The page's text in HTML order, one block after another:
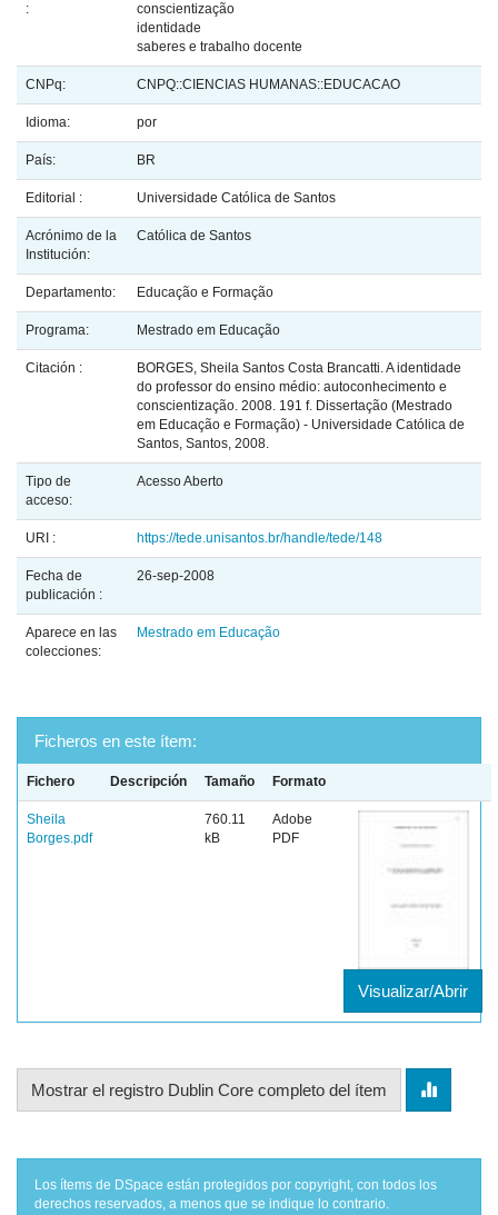
:
conscientização
identidade
saberes e trabalho docente
CNPq: CNPQ::CIENCIAS HUMANAS::EDUCACAO
Idioma: por
País: BR
Editorial : Universidade Católica de Santos
Acrónimo de la
Institución:
Católica de Santos
Departamento: Educação e Formação
Programa: Mestrado em Educação
Citación :
BORGES, Sheila Santos Costa Brancatti. A identidade
do professor do ensino médio: autoconhecimento e
conscientização. 2008. 191 f. Dissertação (Mestrado
em Educação e Formação) - Universidade Católica de
Santos, Santos, 2008.
Tipo de
acceso:
Acesso Aberto
URI : https://tede.unisantos.br/handle/tede/148
Fecha de
publicación :
26-sep-2008
Aparece en las
colecciones:
Mestrado em Educação
Ficheros en este ítem:
Fichero Descripción Tamaño Formato
Sheila
Borges.pdf
760.11
kB
Adobe
PDF
Visualizar/Abrir
Mostrar el registro Dublin Core completo del ítem
Los ítems de DSpace están protegidos por copyright, con todos los
derechos reservados, a menos que se indique lo contrario.